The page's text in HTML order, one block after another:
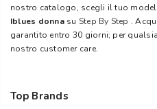
nostro catalogo, scegli il tuo
Iblues donna su Step By Step .
garantito entro 30 giorni; per
nostro customer care.
Top Brands